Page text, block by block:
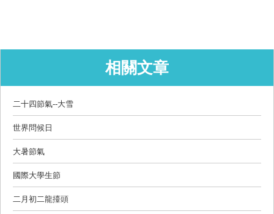
相關文章
二十四節氣--大雪
世界問候日
大暑節氣
國際大學生節
二月初二龍擡頭